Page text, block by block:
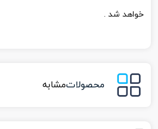
خواهد شد .
محصولاتمشابه